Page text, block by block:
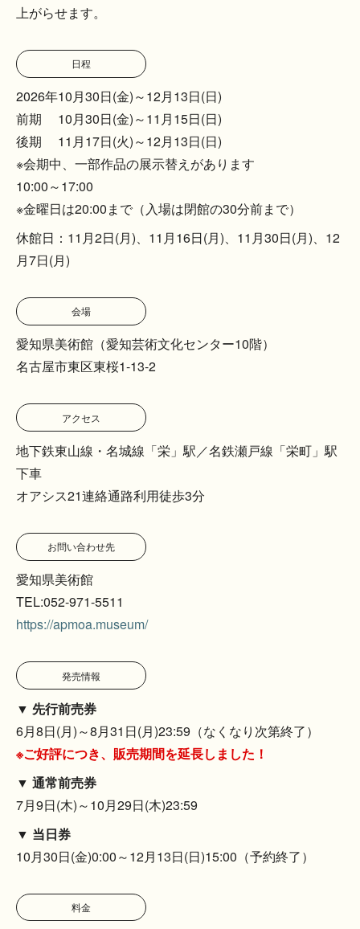
上がらせます。
日程
2026年10月30日(金)～12月13日(日)
前期 10月30日(金)～11月15日(日)
後期 11月17日(火)～12月13日(日)
※会期中、一部作品の展示替えがあります
10:00～17:00
※金曜日は20:00まで（入場は閉館の30分前まで）
休館日：11月2日(月)、11月16日(月)、11月30日(月)、12
月7日(月)
会場
愛知県美術館（愛知芸術文化センター10階）
名古屋市東区東桜1-13-2
アクセス
地下鉄東山線・名城線「栄」駅／名鉄瀬戸線「栄町」駅
下車
オアシス21連絡通路利用徒歩3分
お問い合わせ先
愛知県美術館
TEL:052-971-5511
https://apmoa.museum/
発売情報
▼ 先行前売券
6月8日(月)～8月31日(月)23:59（なくなり次第終了）
※ご好評につき、販売期間を延長しました！
▼ 通常前売券
7月9日(木)～10月29日(木)23:59
▼ 当日券
10月30日(金)0:00～12月13日(日)15:00（予約終了）
料金